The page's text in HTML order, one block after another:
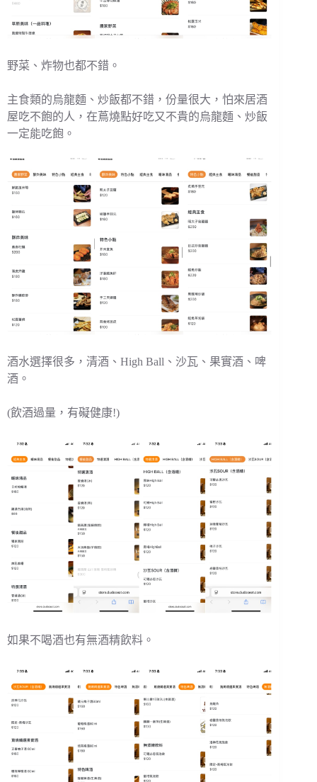
野菜、炸物也都不錯。
主食類的烏龍麵、炒飯都不錯，份量很大，怕來居酒
屋吃不飽的人，在蔦燒點好吃又不貴的烏龍麵、炒飯
一定能吃飽。
酒水選擇很多，清酒、High Ball、沙瓦、果實酒、啤
酒。
(飲酒過量，有礙健康!)
如果不喝酒也有無酒精飲料。